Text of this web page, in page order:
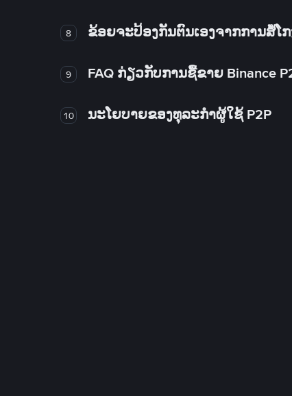
8 ຂ້ອຍຈະປ້ອງກັນຕົນເອງຈາກການສໍ້ໂກ
9 FAQ ກ່ຽວກັບການຊື້ຂາຍ Binance
10 ນະໂຍບາຍຂອງທຸລະກໍາຜູ້ໃຊ້ P2P